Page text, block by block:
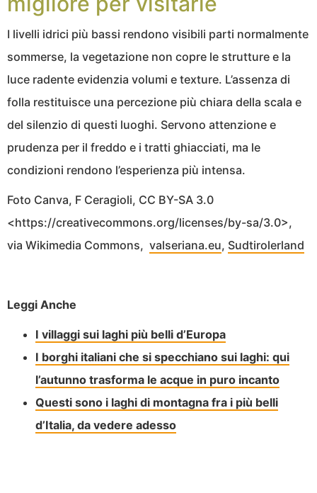
I livelli idrici più bassi rendono visibili parti normalmente
sommerse, la vegetazione non copre le strutture e la
luce radente evidenzia volumi e texture. L’assenza di
folla restituisce una percezione più chiara della scala e
del silenzio di questi luoghi. Servono attenzione e
prudenza per il freddo e i tratti ghiacciati, ma le
condizioni rendono l’esperienza più intensa.
Foto Canva, F Ceragioli, CC BY-SA 3.0
<https://creativecommons.org/licenses/by-sa/3.0>,
via Wikimedia Commons, valseriana.eu, Sudtirolerland
Leggi Anche
I villaggi sui laghi più belli d’Europa
I borghi italiani che si specchiano sui laghi: qui
l’autunno trasforma le acque in puro incanto
Questi sono i laghi di montagna fra i più belli
d’Italia, da vedere adesso